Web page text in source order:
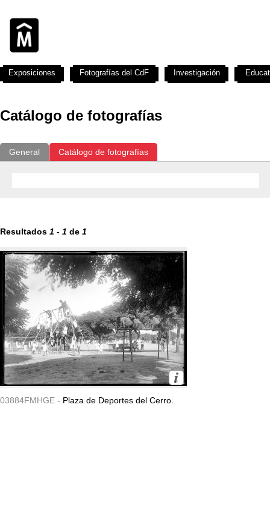
Catálogo de fotografías
General Catálogo de fotografías
Resultados 1 - 1 de 1
03884FMHGE - Plaza de Deportes del Cerro.
Exposiciones Fotografías del CdF Investigación